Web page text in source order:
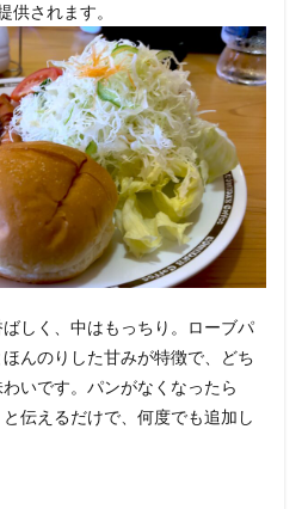
供されます。
しく、中はもっちり。ローブパ
んのりした甘みが特徴で、どち
いです。パンがなくなったら
と伝えるだけで、何度でも追加し